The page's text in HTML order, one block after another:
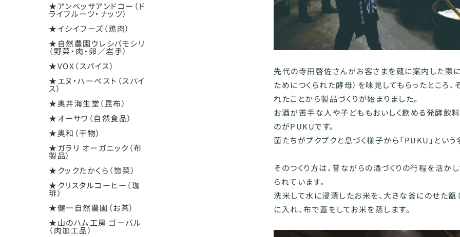
★アンベッサアンドコー（ド
ライフルーツ・ナッツ）
★イシイフーズ（鶏肉）
★自然農園ウレシパモシリ
（野菜・肉・卵／岩手）
★VOX（スパイス）
★エヌ・ハーベスト（スパイ
ス）
★奥井海生堂（昆布）
★オーサワ（自然食品）
★奥和（干物）
★ガラリ オーガニック（布
製品）
★クックたかくら（惣菜）
★クリスタルコーヒー（珈
琲）
★健一自然農園（お茶）
★山のハム工房 ゴーバル
（肉加工品）
先代の寺田啓佐さんがお客さまを蔵に案内した際
ためにつくられた酵母）を味見してもらったところ
れたことから製品づくりが始まりました。
お酒が苦手な人や子どももおいしく飲める発酵飲
のがPUKUです。
菌たちがプクプクと息づく様子から「PUKU」という
そのつくり方は、昔ながらの酒づくりの行程を活か
られています。
洗米して水に浸漬したお米を、大きな釜にのせた甑
に入れ、布で蓋をしてお米を蒸します。